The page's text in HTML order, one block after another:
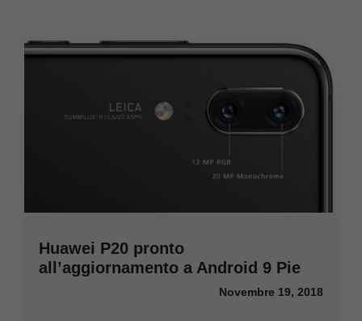
Huawei P20 pronto
all’aggiornamento a Android 9 Pie
Novembre 19, 2018